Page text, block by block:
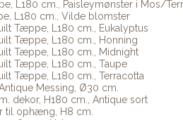
L180 cm., Paisleymønster i Mos/
L180 cm., Vilde blomster
Tæppe, L180 cm., Eukalyptus
Tæppe, L180 cm., Honning
Tæppe, L180 cm., Midnight
Tæppe, L180 cm., Taupe
Tæppe, L180 cm., Terracotta
Messing, Ø30 cm.
dekor, H180 cm., Antique sort
til ophæng, H8 cm.